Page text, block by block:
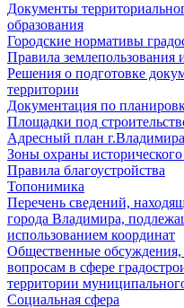
Документы
образования
Городские нормативы
Правила землепользования
Решения о подготовке
территории
Документация по
Площадки под
Адресный план г.Владимира
Зоны охраны исторического
Правила благоустройства
Топонимика
Перечень сведений,
города Владимира,
использованием координат
Общественные
вопросам в сфере
территории
Социальная сфера